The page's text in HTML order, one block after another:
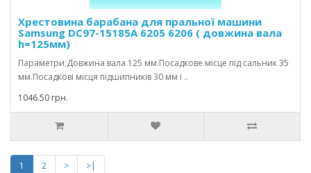
Хрестовина барабана для пральної машини
Samsung DC97-15185A 6205 6206 ( довжина вала
h=125мм)
Параметри;Довжина вала 125 мм.Посадкове місце під сальник 35
мм.Посадкові місця підшипників 30 мм і ..
1046.50 грн.
1 2 >
>|